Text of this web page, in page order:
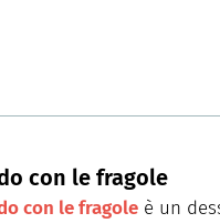
con le fragole
con le fragole è un